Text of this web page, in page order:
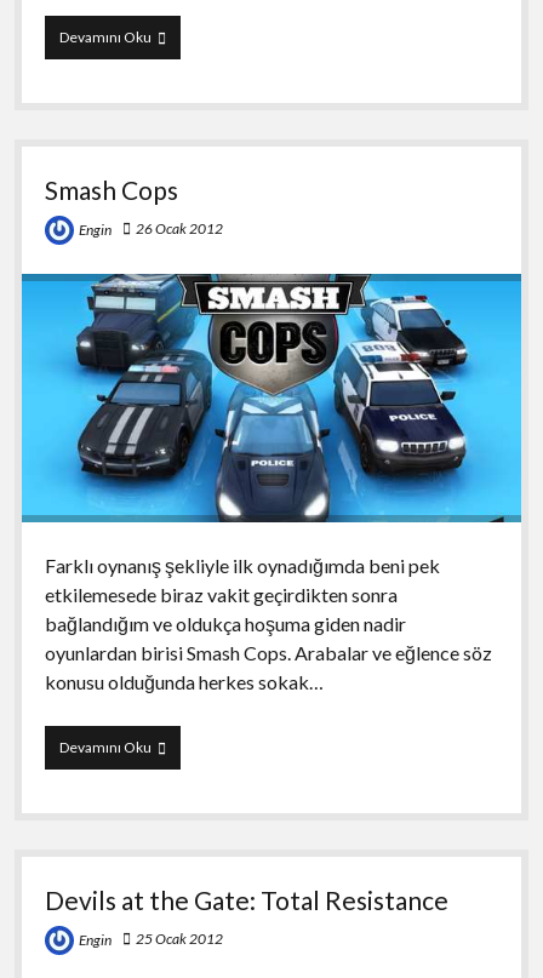
Devamını Okuruntastic
Wintersports
Smash Cops
Engin 26 Ocak 2012
Farklı oynanış şekliyle ilk oynadığımda beni pek
etkilemesede biraz vakit geçirdikten sonra
bağlandığım ve oldukça hoşuma giden nadir
oyunlardan birisi Smash Cops. Arabalar ve eğlence söz
konusu olduğunda herkes sokak…
Devamını OkuSmash
Cops
Devils at the Gate: Total Resistance
Engin 25 Ocak 2012